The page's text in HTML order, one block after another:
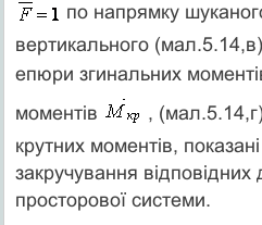
по напрямку
вертикального
епюри згинальних
моментів
,
крутних моментів,
закручування відповідних
просторової системи.